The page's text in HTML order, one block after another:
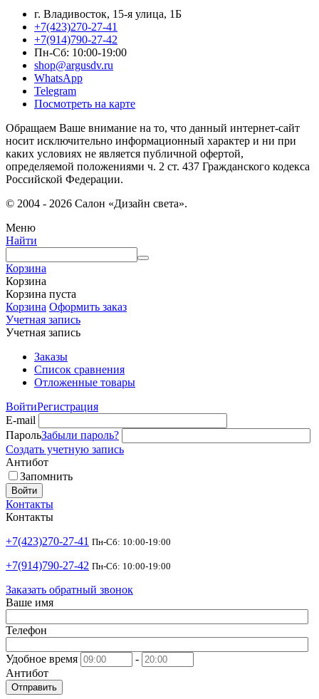
г. Владивосток, 15-я улица, 1Б
+7(423)270-27-41
+7(914)790-27-42
Пн-Сб: 10:00-19:00
shop@argusdv.ru
WhatsApp
Telegram
Посмотреть на карте
Обращаем Ваше внимание на то, что данный интернет-сайт
носит исключительно информационный характер и ни при
каких условиях не является публичной офертой,
определяемой положениями ч. 2 ст. 437 Гражданского кодекса
Российской Федерации.
© 2004 - 2026 Салон «Дизайн света».
Меню
Найти
Корзина
Корзина
Корзина пуста
Корзина Оформить заказ
Учетная запись
Учетная запись
Заказы
Список сравнения
Отложенные товары
ВойтиРегистрация
E-mail
ПарольЗабыли пароль?
Создать учетную запись
Антибот
Запомнить
Войти
Контакты
Контакты
+7(423)270-27-41 Пн-Сб: 10:00-19:00
+7(914)790-27-42 Пн-Сб: 10:00-19:00
Заказать обратный звонок
Ваше имя
Телефон
Удобное время
-
Антибот
Отправить